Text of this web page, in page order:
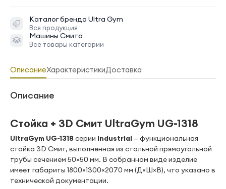
Каталог бренда Ultra Gym
Вся продукция
Машины Смита
Все товары категории
ОписаниеХарактеристикиДоставка
Описание
Стойка + 3D Смит UltraGym UG-1318
UltraGym UG-1318 серии Industrial — функциональная
стойка 3D Смит, выполненная из стальной прямоугольной
трубы сечением 50×50 мм. В собранном виде изделие
имеет габариты 1800×1300×2070 мм (Д×Ш×В), что указано в
технической документации.